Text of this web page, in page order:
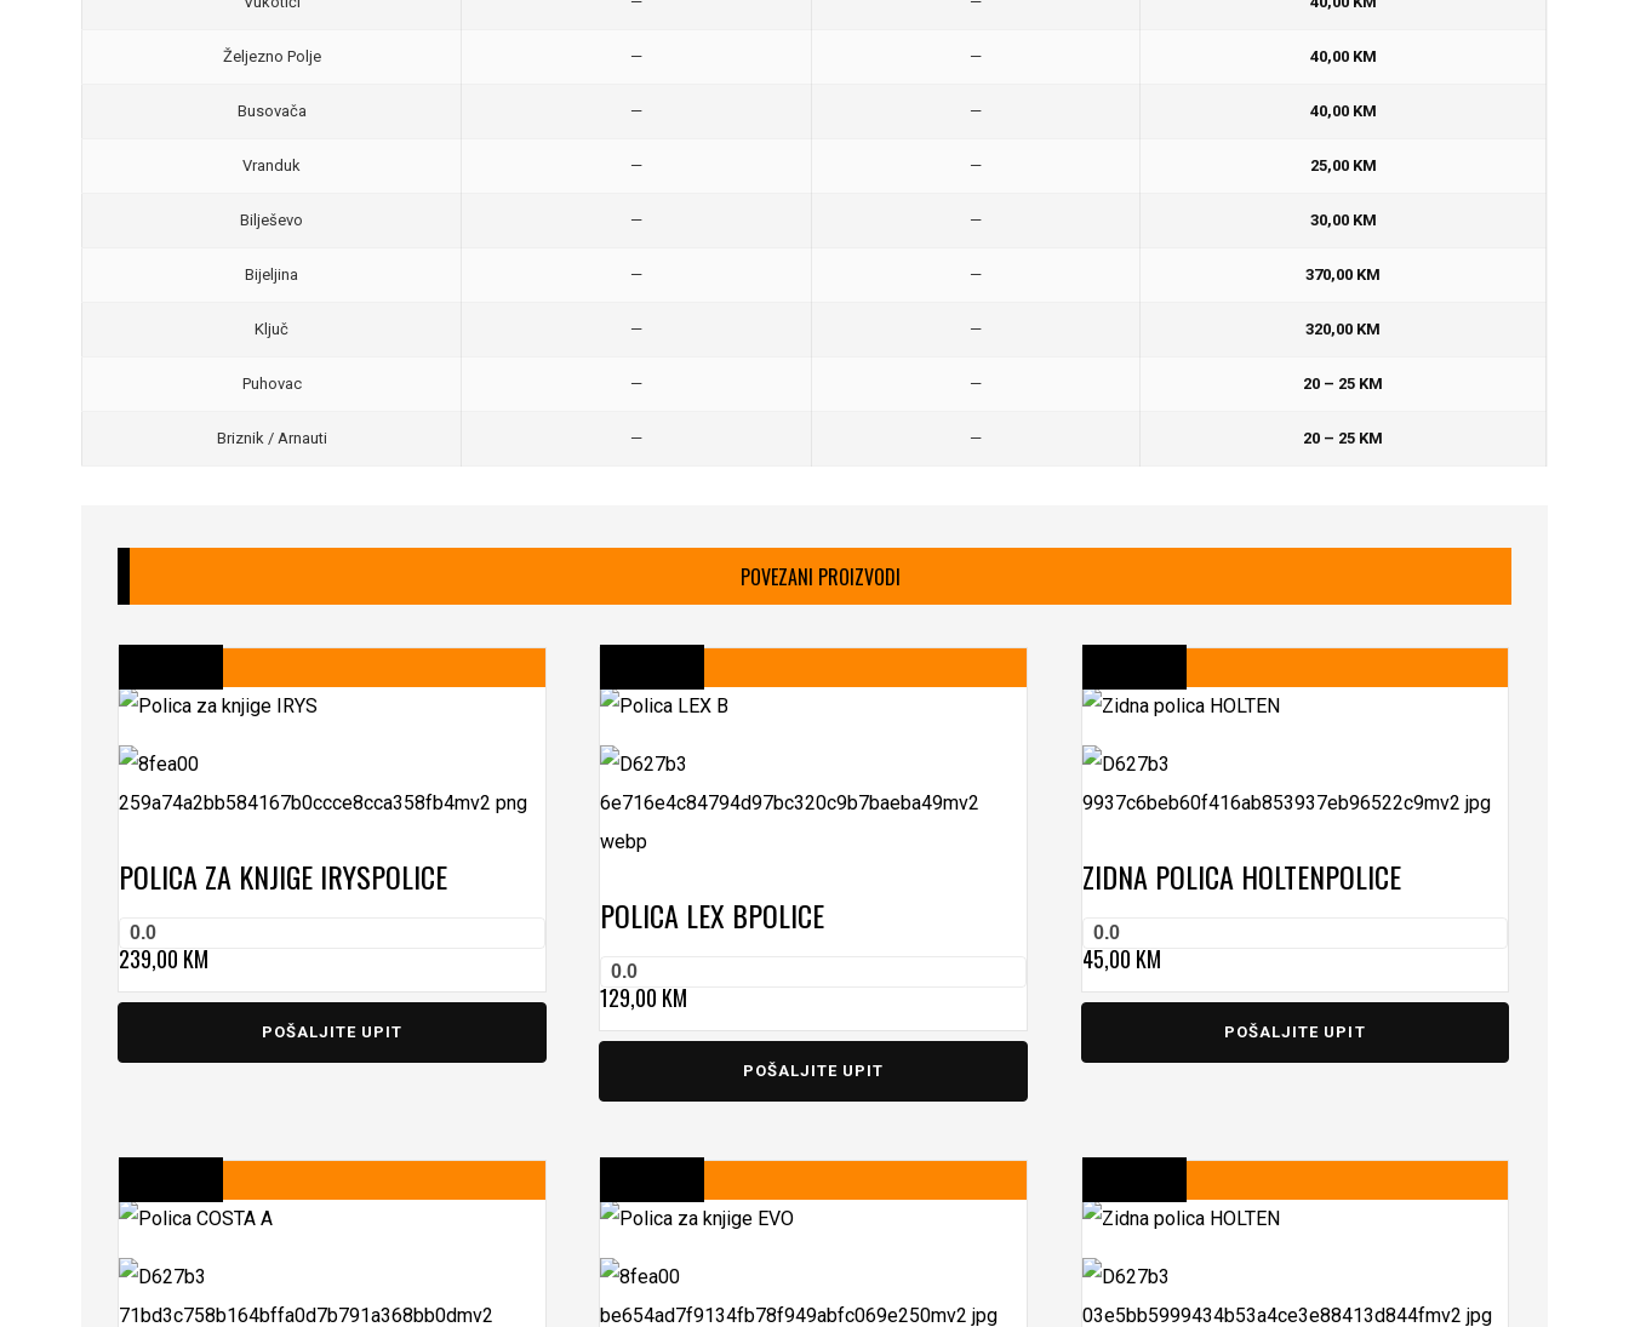
Željezno Polje — — 40,00 KM
Busovača — — 40,00 KM
Vranduk — — 25,00 KM
Bilješevo — — 30,00 KM
Bijeljina — — 370,00 KM
Ključ — — 320,00 KM
Puhovac — — 20 – 25 KM
Briznik / Arnauti — — 20 – 25 KM
POVEZANI PROIZVODI
POLICA ZA KNJIGE IRYSPOLICE
0.0
239,00 KM
POŠALJITE UPIT
POLICA LEX BPOLICE
0.0
129,00 KM
POŠALJITE UPIT
ZIDNA POLICA HOLTENPOLICE
0.0
45,00 KM
POŠALJITE UPIT